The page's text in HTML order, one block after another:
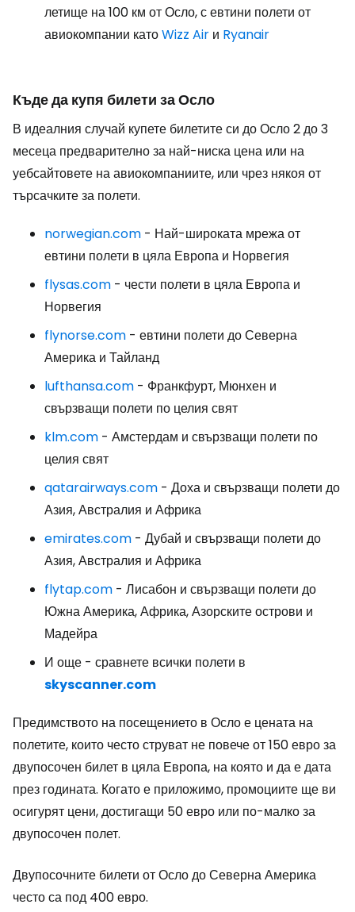
летище на 100 км от Осло, с евтини полети от
авиокомпании катоWizz Air и Ryanair
Къде да купя билети за Осло
В идеалния случай купете билетите си до Осло 2 до 3
месеца предварително за най-ниска цена или на
уебсайтовете на авиокомпаниите, или чрез някоя от
търсачките за полети.
norwegian.com - Най-широката мрежа от
евтини полети в цяла Европа и Норвегия
flysas.com - чести полети в цяла Европа и
Норвегия
flynorse.com - евтини полети до Северна
Америка и Тайланд
lufthansa.com - Франкфурт, Мюнхен и
свързващи полети по целия свят
klm.com - Амстердам и свързващи полети по
целия свят
qatarairways.com - Доха и свързващи полети до
Азия, Австралия и Африка
emirates.com - Дубай и свързващи полети до
Азия, Австралия и Африка
flytap.com - Лисабон и свързващи полети до
Южна Америка, Африка, Азорските острови и
Мадейра
И още - сравнете всички полети в
skyscanner.com
Предимството на посещението в Осло е цената на
полетите, които често струват не повече от 150 евро за
двупосочен билет в цяла Европа, на която и да е дата
през годината. Когато е приложимо, промоциите ще ви
осигурят цени, достигащи 50 евро или по-малко за
двупосочен полет.
Двупосочните билети от Осло до Северна Америка
често са под 400 евро.